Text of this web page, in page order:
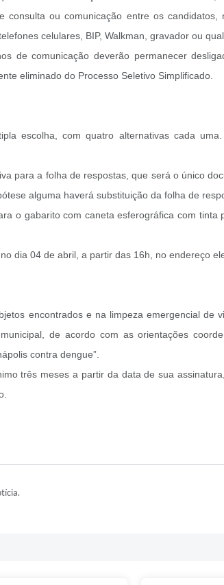
ou comunicação entre os
celulares, BIP, Walkman, gravador ou
de comunicação deverão permanecer
eliminado do Processo Seletivo Simplificado.
escolha, com quatro alternativas cada
para a folha de respostas, que será o único
alguma haverá substituição da folha de
o gabarito com caneta esferográfica com
dia 04 de abril, a partir das 16h, no endereço
encontrados e na limpeza emergencial de
de acordo com as orientações
contra dengue”.
três meses a partir da data de sua